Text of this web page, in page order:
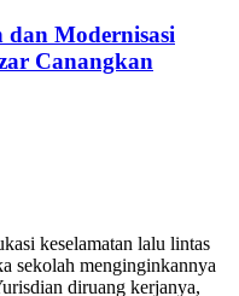
dan Modernisasi
Canangkan
keselamatan lalu lintas
sekolah menginginkannya
diruang kerjanya,